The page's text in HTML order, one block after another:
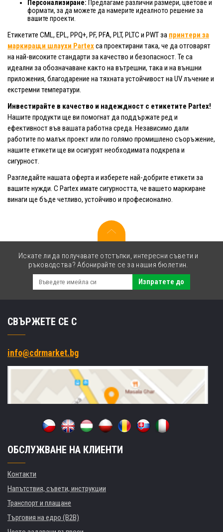
Персонализиране: Предлагаме различни размери, цветове и
формати, за да можете да намерите идеалното решение за
вашите проекти.
Етикетите CML, EPL, PPQ+, PF, PFA, PLT, PLTC и PWT за принтери за
маркиращи шлаухи Partexса проектирани така, че да отговарят
на най-високите стандарти за качество и безопасност. Те са
идеални за обозначаване както на вътрешни, така и на външни
приложения, благодарение на тяхната устойчивост на UV лъчение и
екстремни температури.
Инвестирайте в качество и надеждност с етикетите Partex!
Нашите продукти ще ви помогнат да поддържате ред и
ефективност във вашата работна среда. Независимо дали
работите по малък проект или по голямо промишлено съоръжение,
нашите етикети ще ви осигурят необходимата подкрепа и
сигурност.
Разгледайте нашата оферта и изберете най-добрите етикети за
вашите нужди. С Partex имате сигурността, че вашето маркиране
винаги ще бъде четливо, устойчиво и професионално.
Искате ли да получавате отстъпки, интересни съвети и
ръководства? Абонирайте се за нашия бюлетин.
Изпратете до
СВЪРЖЕТЕ СЕ С
info@cdrmarket.bg
ОБСЛУЖВАНЕ НА КЛИЕНТИ
Контакти
Напътствия, съвети, инструкции
Транспорт и плащане
Търговия на едро (B2B)